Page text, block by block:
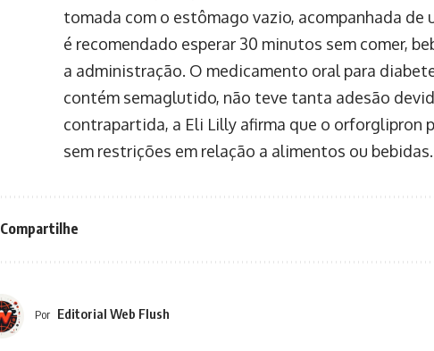
tomada com o estômago vazio, acompanhada de
é recomendado esperar 30 minutos sem comer,
a administração. O medicamento oral para
contém semaglutido, não teve tanta adesão
contrapartida, a Eli Lilly afirma que o orforglipron
sem restrições em relação a alimentos ou bebidas.
Compartilhe
Por Editorial Web Flush